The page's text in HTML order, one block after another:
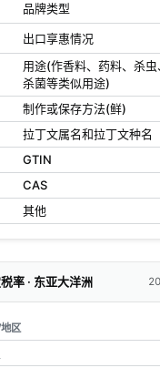
品牌类型
出口享惠情况
用途(作香料、药料、杀虫
杀菌等类似用途)
制作或保存方法(鲜)
拉丁文属名和拉丁文种名
GTIN
CAS
其他
率 · 东亚大洋洲
区